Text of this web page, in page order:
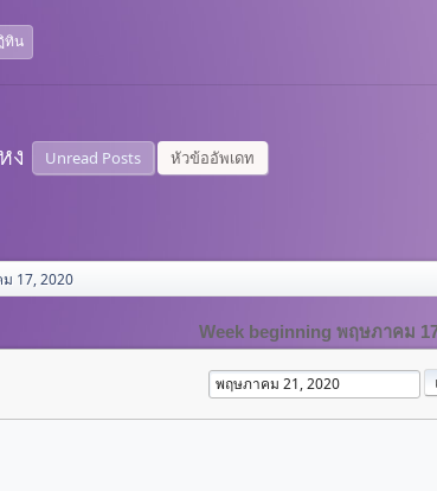
ทิน
Unread Posts หัวข้ออัพเดท
17, 2020
Week beginning พฤษภาคม